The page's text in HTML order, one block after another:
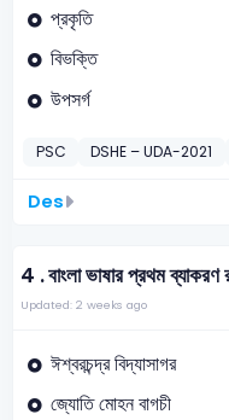
প্রকৃতি
বিভক্তি
উপসর্গ
PSC DSHE – UDA-2021
Des
4 .বাংলা ভাষার প্রথম
Updated: 2 weeks ago
ঈশ্বরচন্দ্র বিদ্যাসাগর
জ্যোতি মোহন বাগচী